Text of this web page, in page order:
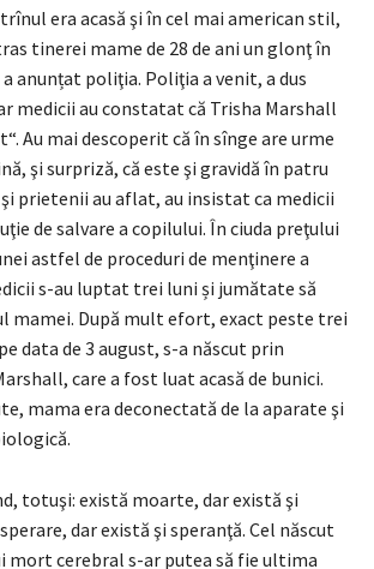
era acasă şi în cel mai american stil,
tinerei mame de 28 de ani un glonţ în
anunțat poliţia. Poliţia a venit, a dus
medicii au constatat că Trisha Marshall
Au mai descoperit că în sînge are urme
şi surpriză, că este şi gravidă în patru
prietenii au aflat, au insistat ca medicii
de salvare a copilului. În ciuda preţului
astfel de proceduri de menţinere a
s-au luptat trei luni și jumătate să
mamei. După mult efort, exact peste trei
data de 3 august, s-a născut prin
care a fost luat acasă de bunici.
mama era deconectată de la aparate şi
totuşi: există moarte, dar există şi
dar există şi speranţă. Cel născut
mort cerebral s-ar putea să fie ultima